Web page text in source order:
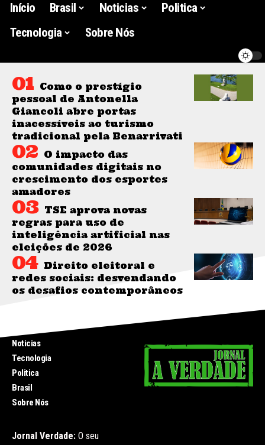
Início Brasil Noticias
Politica
Tecnologia
Sobre Nós
Como o prestígio
pessoal de Antonella
Giancoli abre portas
inacessíveis ao turismo
tradicional pela Benarrivati
O impacto das
comunidades digitais no
crescimento dos esportes
amadores
TSE aprova novas
regras para uso de
inteligência artificial nas
eleições de 2026
Direito eleitoral e
redes sociais: desvendando
os desafios contemporâneos
Noticias
Tecnologia
Politica
Brasil
Sobre Nós
Jornal Verdade: O seu